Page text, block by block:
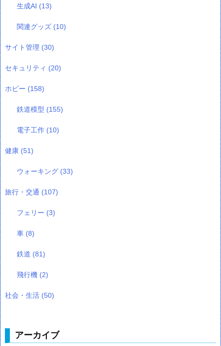
生成AI (13)
関連グッズ (10)
サイト管理 (30)
セキュリティ (20)
ホビー (158)
鉄道模型 (155)
電子工作 (10)
健康 (51)
ウォーキング (33)
旅行・交通 (107)
フェリー (3)
車 (8)
鉄道 (81)
飛行機 (2)
社会・生活 (50)
アーカイブ